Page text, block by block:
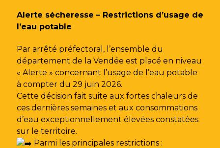
Alerte sécheresse – Restrictions d’usage de
l’eau potable
Par arrêté préfectoral, l’ensemble du
département de la Vendée est placé en niveau
« Alerte » concernant l’usage de l’eau potable
à compter du 29 juin 2026.
Cette décision fait suite aux fortes chaleurs de
ces dernières semaines et aux consommations
d’eau exceptionnellement élevées constatées
sur le territoire.
Parmi les principales restrictions :